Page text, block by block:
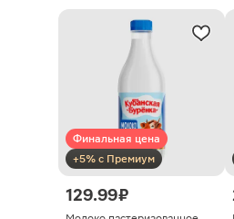
Финальная цена
+5% с Премиум
129.99 ₽